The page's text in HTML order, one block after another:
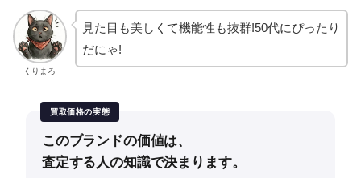
くりまろ
見た目も美しくて機能性も抜群!50代にぴったり
だにゃ!
買取価格の実態
このブランドの価値は、
査定する人の知識で決まります。